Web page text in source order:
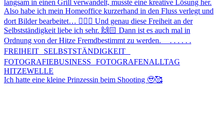
Ich hatte eine kleine Prinzessin beim Shooting 🥹🥰